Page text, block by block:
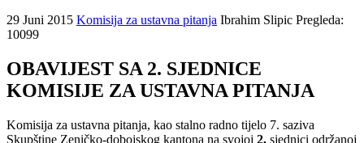
29 Juni 2015 Komisija za ustavna pitanja Ibrahim Slipic Pregleda:
10099
OBAVIJEST SA 2. SJEDNICE
KOMISIJE ZA USTAVNA PITANJA
Komisija za ustavna pitanja, kao stalno radno tijelo 7. saziva
Skupštine Zeničko-dobojskog kantona na svojoj 2. sjednici održanoj